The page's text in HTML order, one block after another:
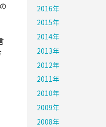
2016年
2015年
2014年
2013年
2012年
2011年
2010年
2009年
2008年